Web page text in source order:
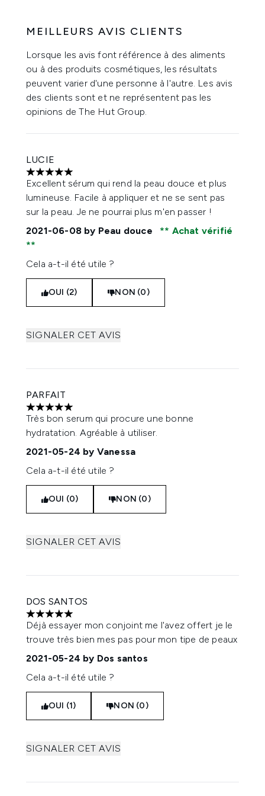
MEILLEURS AVIS CLIENTS
Lorsque les avis font référence à des aliments
ou à des produits cosmétiques, les résultats
peuvent varier d'une personne à l'autre. Les avis
des clients sont et ne représentent pas les
opinions de The Hut Group.
LUCIE
5 étoiles sur un maximum de 5
Excellent sérum qui rend la peau douce et plus
lumineuse. Facile à appliquer et ne se sent pas
sur la peau. Je ne pourrai plus m'en passer !
2021-06-08 by Peau douce Achat vérifié
Cela a-t-il été utile ?
OUI (2) NON (0)
SIGNALER CET AVIS
PARFAIT
5 étoiles sur un maximum de 5
Très bon serum qui procure une bonne
hydratation. Agréable à utiliser.
2021-05-24 by Vanessa
Cela a-t-il été utile ?
OUI (0) NON (0)
SIGNALER CET AVIS
DOS SANTOS
5 étoiles sur un maximum de 5
Déjà essayer mon conjoint me l'avez offert je le
trouve très bien mes pas pour mon tipe de peaux
2021-05-24 by Dos santos
Cela a-t-il été utile ?
OUI (1) NON (0)
SIGNALER CET AVIS